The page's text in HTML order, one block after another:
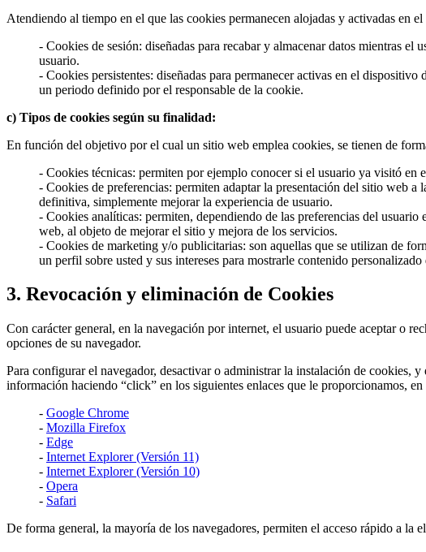
Atendiendo al tiempo en el que las cookies permanecen alojadas y activadas en
- Cookies de sesión: diseñadas para recabar y almacenar datos mientras
usuario.
- Cookies persistentes: diseñadas para permanecer activas en el
un periodo definido por el responsable de la cookie.
c) Tipos de cookies según su finalidad:
En función del objetivo por el cual un sitio web emplea cookies, se tienen de
- Cookies técnicas: permiten por ejemplo conocer si el usuario ya visitó
- Cookies de preferencias: permiten adaptar la presentación del sitio web
definitiva, simplemente mejorar la experiencia de usuario.
- Cookies analíticas: permiten, dependiendo de las preferencias del
web, al objeto de mejorar el sitio y mejora de los servicios.
- Cookies de marketing y/o publicitarias: son aquellas que se utilizan de
un perfil sobre usted y sus intereses para mostrarle contenido
3. Revocación y eliminación de Cookies
Con carácter general, en la navegación por internet, el usuario puede aceptar o
opciones de su navegador.
Para configurar el navegador, desactivar o administrar la instalación de cookies,
información haciendo “click” en los siguientes enlaces que le proporcionamos,
- Google Chrome
- Mozilla Firefox
- Edge
- Internet Explorer (Versión 11)
- Internet Explorer (Versión 10)
- Opera
- Safari
De forma general, la mayoría de los navegadores, permiten el acceso rápido a